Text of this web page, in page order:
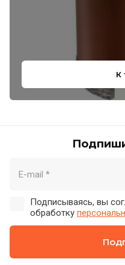
К
Подписываясь, вы
обработку